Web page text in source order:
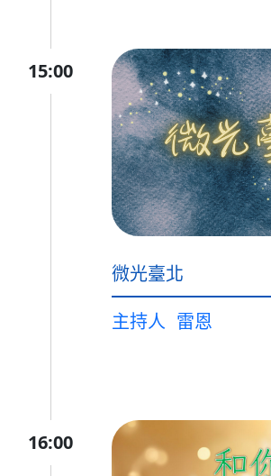
15:00
微光臺北
主持人 雷恩
16:00